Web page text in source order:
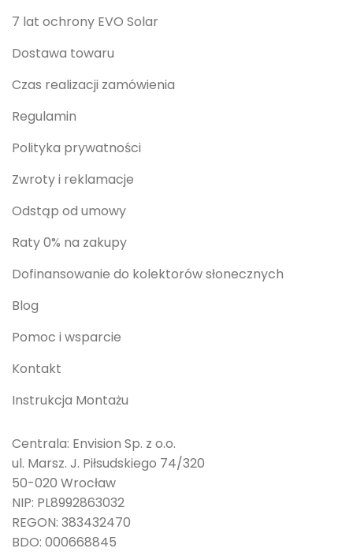
7 lat ochrony EVO Solar
Dostawa towaru
Czas realizacji zamówienia
Regulamin
Polityka prywatności
Zwroty i reklamacje
Odstąp od umowy
Raty 0% na zakupy
Dofinansowanie do kolektorów słonecznych
Blog
Pomoc i wsparcie
Kontakt
Instrukcja Montażu
Centrala: Envision Sp. z o.o.
ul. Marsz. J. Piłsudskiego 74/320
50-020 Wrocław
NIP: PL8992863032
REGON: 383432470
BDO: 000668845